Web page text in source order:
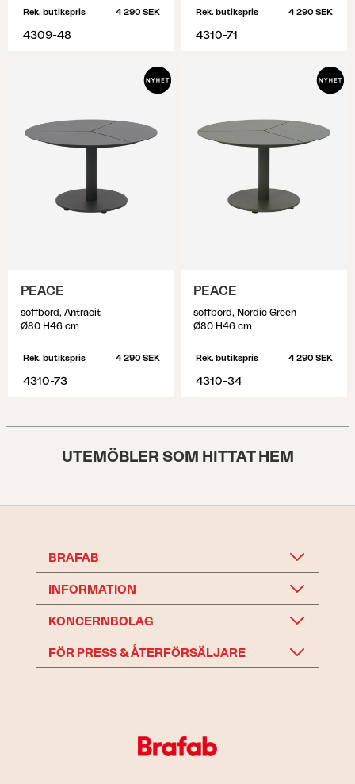
Rek. butikspris 4 290 SEK
4309-48
Rek. butikspris 4 290 SEK
4310-71
PEACE
soffbord, Antracit
Ø80 H46 cm
Rek. butikspris 4 290 SEK
4310-73
PEACE
soffbord, Nordic Green
Ø80 H46 cm
Rek. butikspris 4 290 SEK
4310-34
UTEMÖBLER SOM HITTAT HEM
BRAFAB
INFORMATION
KONCERNBOLAG
FÖR PRESS & ÅTERFÖRSÄLJARE